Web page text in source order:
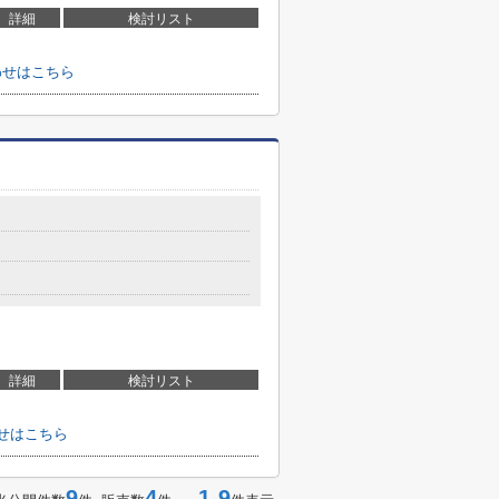
詳細 検討リスト
はこちら
詳細 検討リスト
はこちら